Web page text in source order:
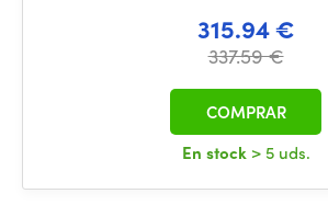
315.94 €
337.59 €
En stock > 5 uds.
COMPRAR